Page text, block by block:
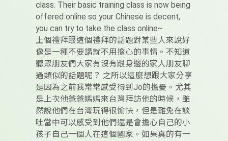
class. Their basic training class is now being
offered online so your Chinese is decent,
you can try to take the class online~
上個禮拜跟這個禮拜的話題對某些人來說好
像是一種不要講就不用擔心的事情。不知道
聽眾朋友們大家有沒有跟身邊的家人朋友聊
過類似的話題呢？ 之所以這麼想跟大家分享
是因為之前我常常感受得到Jo的擔憂。尤其
是上次他爸爸媽媽來台灣拜訪他的時候，雖
然說他們在台灣玩得很愉快，但是難免在談
吐當中可以感受到他們還是會擔心自己的小
孩子自己一個人在這個國家。如果真的有一